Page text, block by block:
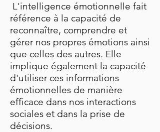
L'intelligence émotionnelle fait
référence à la capacité de
reconnaître, comprendre et
gérer nos propres émotions ainsi
que celles des autres. Elle
implique également la capacité
d'utiliser ces informations
émotionnelles de manière
efficace dans nos interactions
sociales et dans la prise de
décisions.